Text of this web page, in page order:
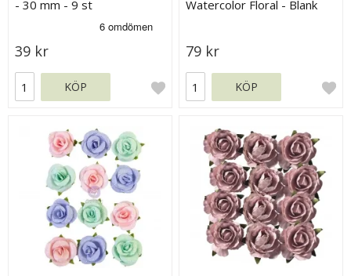
- 30 mm - 9 st
39 kr
KÖP
Watercolor Floral - Blank
79 kr
KÖP